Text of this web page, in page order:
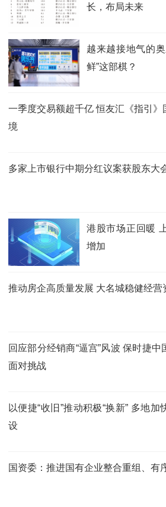
长，布局未来
越来越接地气的
鲜”这部棋？
一季度交易额超千亿 恒友汇《指引》
境
多家上市银行中期分红议案获股东大
港股市场正回暖
增加
推动房企高质量发展 大名城稳健经营
回应部分经销商“逼宫”风波 保时捷
面对挑战
以便捷“收旧”推动积极“换新” 多地
设
国资委：推进国有企业整合重组、有